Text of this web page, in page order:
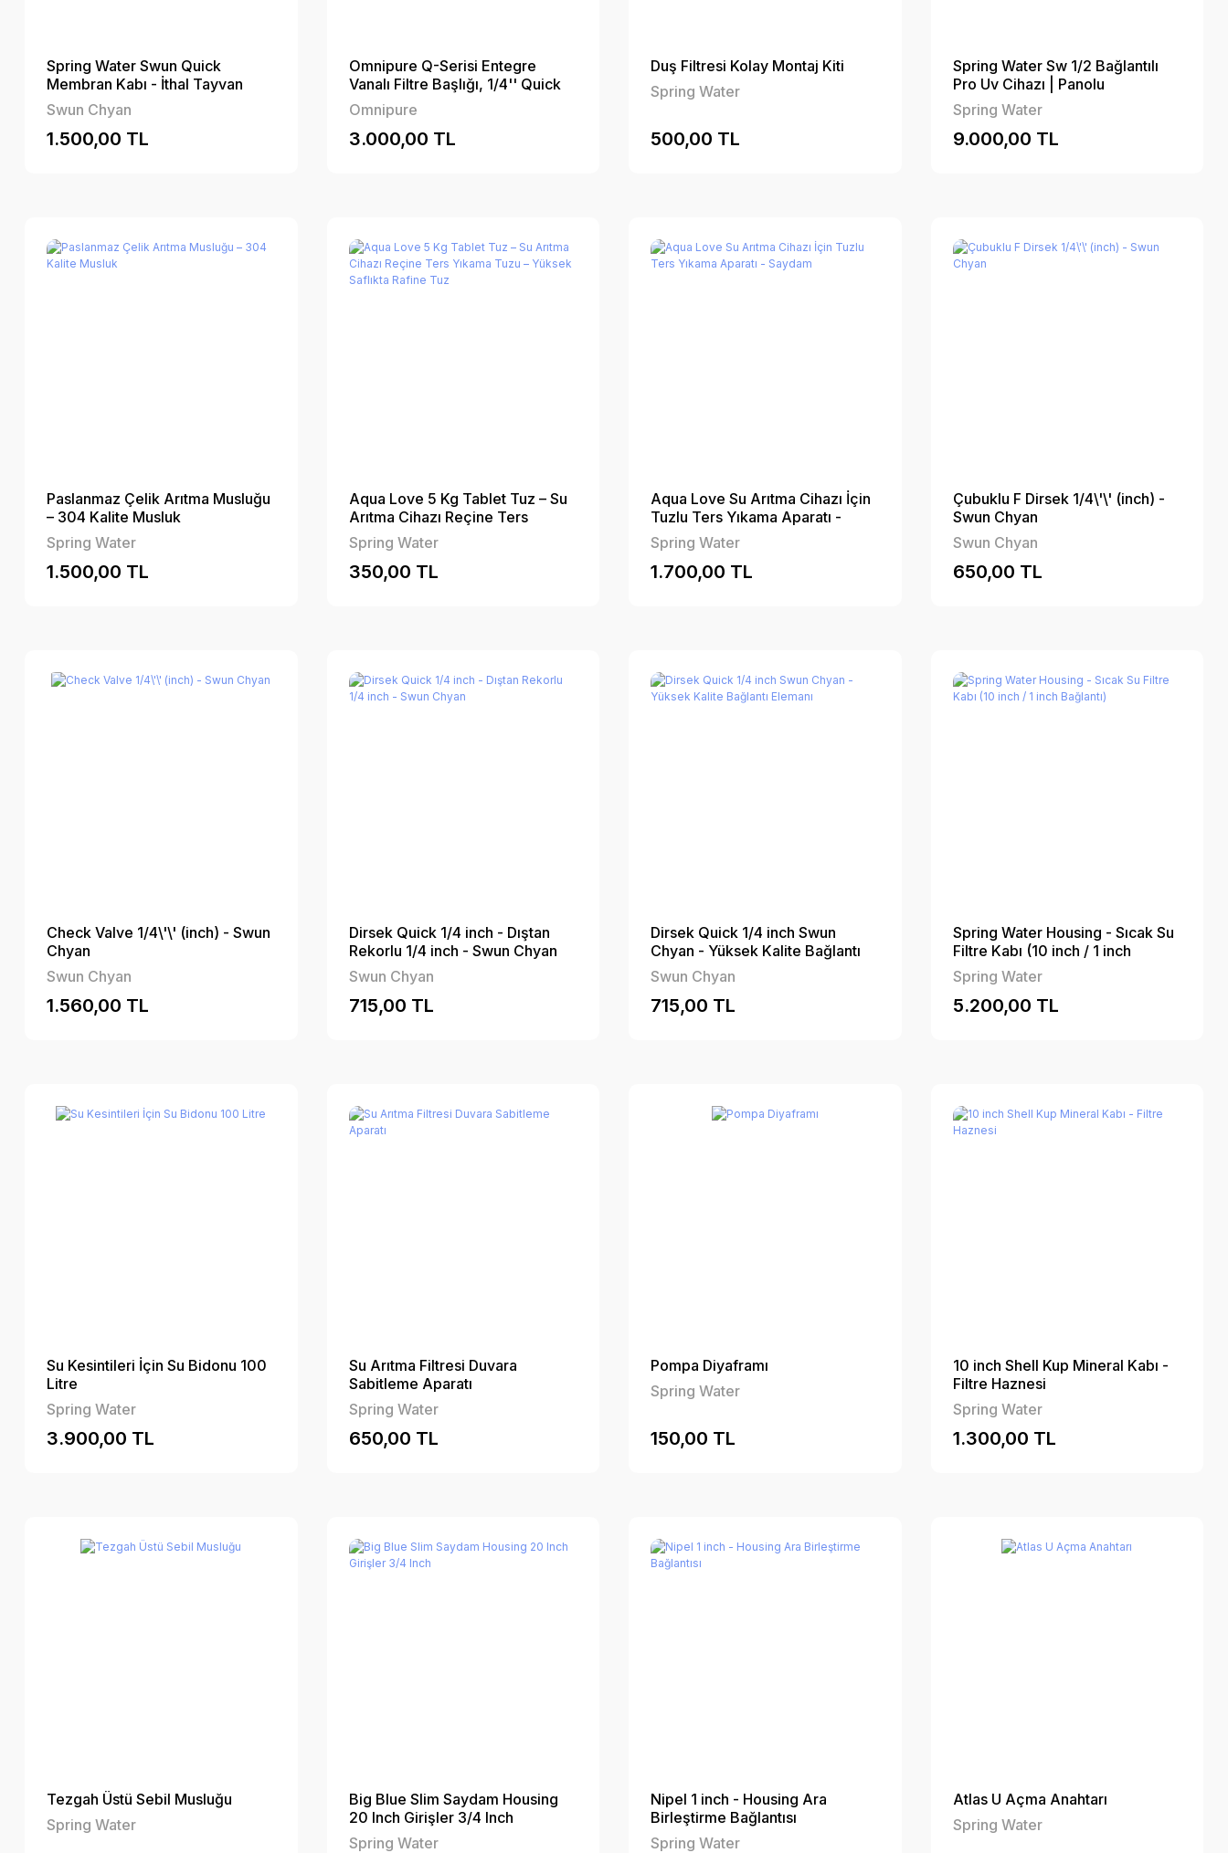
Spring Water Swun Quick
Membran Kabı - İthal Tayvan
Yüksek Kalite Housing
Swun Chyan
1.500,00 TL
Omnipure Q-Serisi Entegre
Vanalı Filtre Başlığı, 1/4'' Quick
Giriş/Çıkış
Omnipure
3.000,00 TL
Duş Filtresi Kolay Montaj Kiti
Spring Water
500,00 TL
Spring Water Sw 1/2 Bağlantılı
Pro Uv Cihazı | Panolu
Spring Water
9.000,00 TL
Paslanmaz Çelik Arıtma Musluğu
– 304 Kalite Musluk
Spring Water
1.500,00 TL
Aqua Love 5 Kg Tablet Tuz – Su
Arıtma Cihazı Reçine Ters
Yıkama Tuzu – Yüksek Saflıkta
Rafine Tuz
Spring Water
350,00 TL
Aqua Love Su Arıtma Cihazı İçin
Tuzlu Ters Yıkama Aparatı -
Saydam
Spring Water
1.700,00 TL
Çubuklu F Dirsek 1/4\'\' (inch) -
Swun Chyan
Swun Chyan
650,00 TL
Check Valve 1/4\'\' (inch) - Swun
Chyan
Swun Chyan
1.560,00 TL
Dirsek Quick 1/4 inch - Dıştan
Rekorlu 1/4 inch - Swun Chyan
Swun Chyan
715,00 TL
Dirsek Quick 1/4 inch Swun
Chyan - Yüksek Kalite Bağlantı
Elemanı
Swun Chyan
715,00 TL
Spring Water Housing - Sıcak Su
Filtre Kabı (10 inch / 1 inch
Bağlantı)
Spring Water
5.200,00 TL
Su Kesintileri İçin Su Bidonu 100
Litre
Spring Water
3.900,00 TL
Su Arıtma Filtresi Duvara
Sabitleme Aparatı
Spring Water
650,00 TL
Pompa Diyaframı
Spring Water
150,00 TL
10 inch Shell Kup Mineral Kabı -
Filtre Haznesi
Spring Water
1.300,00 TL
Tezgah Üstü Sebil Musluğu
Spring Water
Big Blue Slim Saydam Housing
20 Inch Girişler 3/4 Inch
Spring Water
Nipel 1 inch - Housing Ara
Birleştirme Bağlantısı
Spring Water
Atlas U Açma Anahtarı
Spring Water